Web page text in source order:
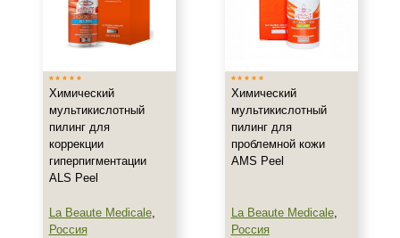
Химический
мультикислотный
пилинг для
коррекции
гиперпигментации
ALS Peel
La Beaute Medicale,
Россия
Химический
мультикислотный
пилинг для
проблемной кожи
AMS Peel
La Beaute Medicale,
Россия